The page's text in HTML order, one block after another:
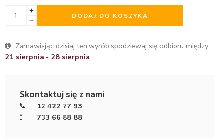
DODAJ DO KOSZYKA
Zamawiając dzisiaj ten wyrób spodziewaj się odbioru między:
21 sierpnia - 28 sierpnia
Skontaktuj się z nami
12 422 77 93
733 66 88 88